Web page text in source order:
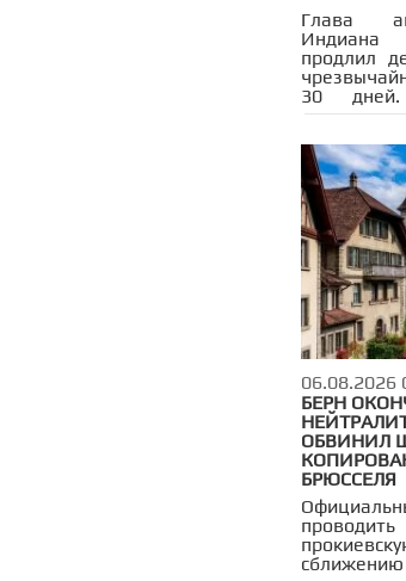
Глава
продлил
30 дней.
заводам
которые
объёмов
июле.
06.08.2026
БЕРН
ОБВИНИЛ
БРЮССЕЛЯ